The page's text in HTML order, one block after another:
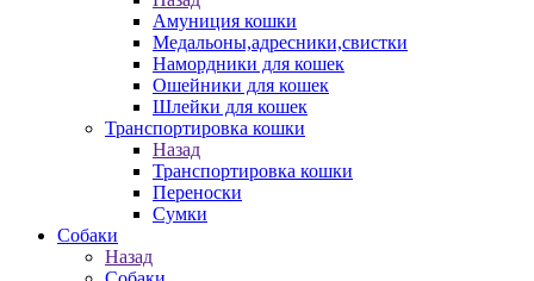
Амуниция кошки
Медальоны,адресники,свистки
Намордники для кошек
Ошейники для кошек
Шлейки для кошек
Транспортировка кошки
Назад
Транспортировка кошки
Переноски
Сумки
Собаки
Назад